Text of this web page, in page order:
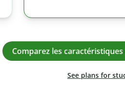
Comparez les
See plans for